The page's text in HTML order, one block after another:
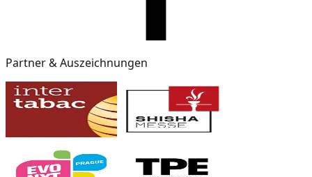
Partner & Auszeichnungen